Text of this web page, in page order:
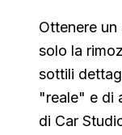
Ottenere
solo la
sottili
"reale" e di
di Car